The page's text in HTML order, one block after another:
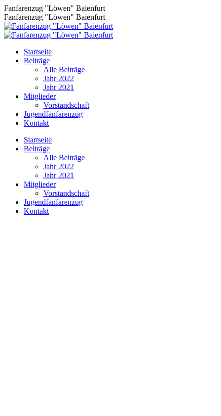
Zum
Inhalt
springen
Fanfarenzug "Löwen" Baienfurt
Fanfarenzug "Löwen" Baienfurt
Startseite
Beiträge
Alle Beiträge
Jahr 2022
Jahr 2021
Mitglieder
Vorstandschaft
Jugendfanfarenzug
Kontakt
Facebook
page
window
Startseite
Beiträge
Alle Beiträge
Jahr 2022
Jahr 2021
Mitglieder
Vorstandschaft
Jugendfanfarenzug
Kontakt